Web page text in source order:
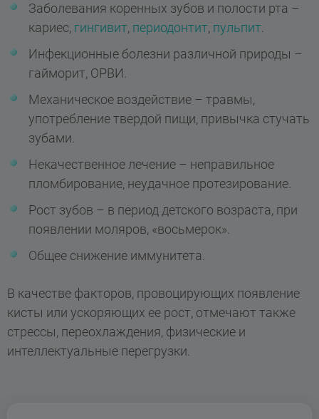
Заболевания коренных зубов и полости рта –
кариес, гингивит, периодонтит, пульпит.
Инфекционные болезни различной природы –
гайморит, ОРВИ.
Механическое воздействие – травмы,
употребление твердой пищи, привычка стучать
зубами.
Некачественное лечение – неправильное
пломбирование, неудачное протезирование.
Рост зубов – в период детского возраста, при
появлении моляров, «восьмерок».
Общее снижение иммунитета.
В качестве факторов, провоцирующих появление
кисты или ускоряющих ее рост, отмечают также
стрессы, переохлаждения, физические и
интеллектуальные перегрузки.